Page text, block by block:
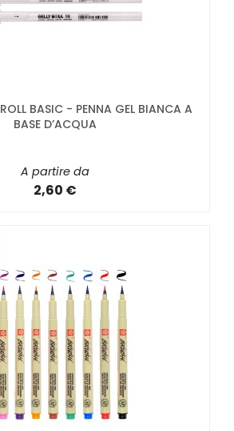
BASIC - PENNA GEL BIANCA A
BASE D’ACQUA
A partire da
2,60 €